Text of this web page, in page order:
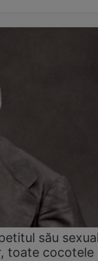
său
toate cocotele